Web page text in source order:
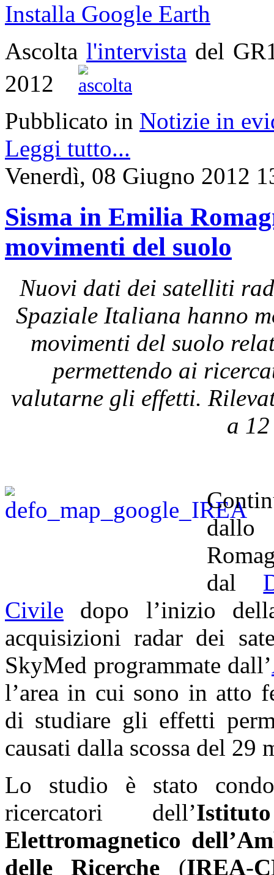
Installa Google Earth
Ascolta l'intervista del
2012
Pubblicato in Notizie in
Leggi tutto...
Venerdì, 08 Giugno 2012
Sisma in Emilia
movimenti del suolo
Nuovi dati dei satelliti
Spaziale Italiana hanno
movimenti del suolo
permettendo ai
valutarne gli effetti.
a
dallo
dal
Civile dopo l’inizio
acquisizioni radar dei
SkyMed programmate dall’
l’area in cui sono in atto
di studiare gli effetti
causati dalla scossa del 29
Lo studio è stato
ricercatori dell’
Elettromagnetico
delle Ricerche (IREA-